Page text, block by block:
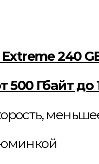
240
500 Гбайт до